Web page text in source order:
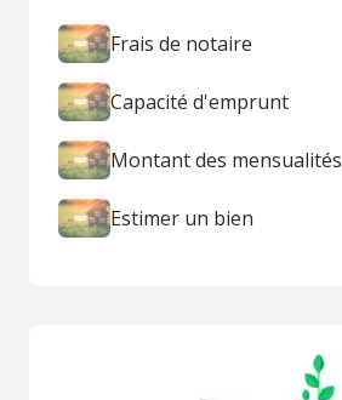
Frais de notaire
Capacité d'emprunt
Montant des mensualités
Estimer un bien